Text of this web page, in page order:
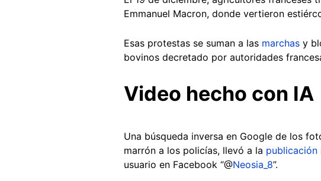
Emmanuel Macron, donde vertieron
Esas protestas se suman a las marchas y
bovinos decretado por autoridades
Video hecho con IA
Una búsqueda inversa en Google de los
marrón a los policías, llevó a la publicación
usuario en Facebook “@Neosia_8”.